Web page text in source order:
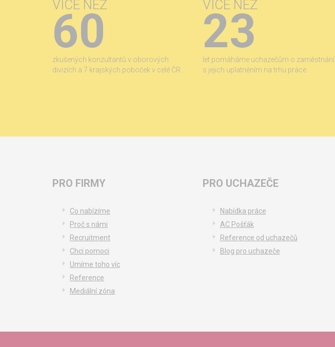
VÍCE NEŽ
60
zkušených konzultantů v oborových
divizích a 7 krajských poboček v celé ČR.
VÍCE NEŽ
23
let pomáháme uchazečům o zaměstnání
s jejich uplatněním na trhu práce.
PRO FIRMY
Co nabízíme
Proč s námi
Recruitment
Chci pomoci
Umíme toho víc
Reference
Mediální zóna
PRO UCHAZEČE
Nabídka práce
AC Pošťák
Reference od uchazečů
Blog pro uchazeče